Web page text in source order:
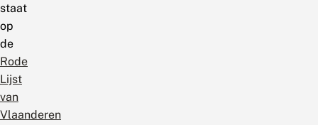
staat
op
de
Rode
Lijst
van
Vlaanderen